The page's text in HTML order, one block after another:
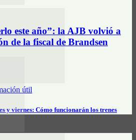
útil
y viernes: Cómo funcionarán los trenes
este año”: la AJB volvió a
de la fiscal de Brandsen